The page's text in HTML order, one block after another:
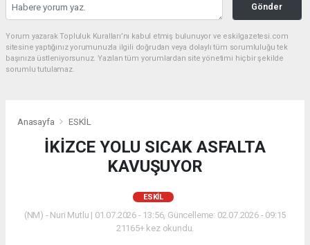
Gönder
Yorum yazarak Topluluk Kuralları’nı kabul etmiş bulunuyor ve eskilgazetesi.com
sitesine yaptığınız yorumunuzla ilgili doğrudan veya dolaylı tüm sorumluluğu tek
başınıza üstleniyorsunuz. Yazılan tüm yorumlardan site yönetimi hiçbir şekilde
sorumlu tutulamaz.
Anasayfa ESKİL
İKİZCE YOLU SICAK ASFALTA
KAVUŞUYOR
ESKİL
(NM) - Nuri Mutlu | 01.07.2026 - 13:56, Güncelleme: 02.07.2026 - 09:15
21165+ kez okundu.